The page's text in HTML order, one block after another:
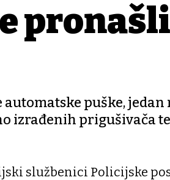
puške,
izrađenih prigušivača
službenici Policijske